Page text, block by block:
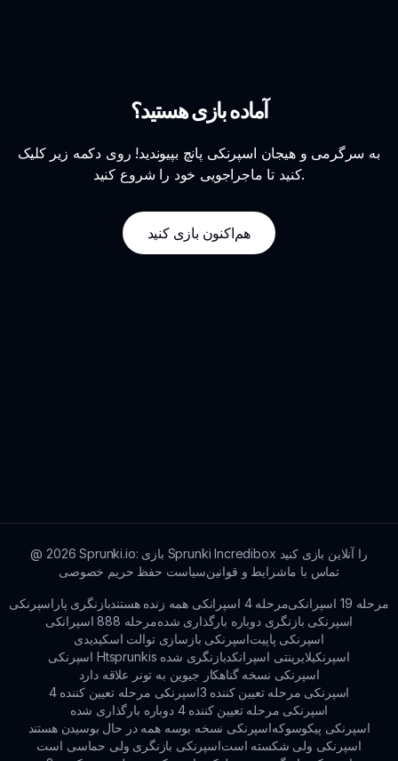
آماده بازی هستید؟
به سرگرمی و هیجان اسپرنکی پانچ بپیوندید! روی دکمه زیر کلیک
کنید تا ماجراجویی خود را شروع کنید.
هم‌اکنون بازی کنید
@ 2026
Sprunki.io: بازی Sprunki Incredibox را آنلاین بازی کنید
سیاست حفظ حریم خصوصیشرایط و قوانینتماس با ما
بازنگری پاراسپرنکی مرحله 4 اسپرانکی همه زنده هستند
مرحله 19 اسپرانکی
مرحله 888 اسپرانکیاسپرنکی بازنگری دوباره بارگذاری شده
اسپرنکی بازسازی توالت اسکیدیدیاسپرنکی پاپیت
اسپرنکی Htsprunkis بازنگری شدهاسپرنکیلایرینتی اسپرانکد
اسپرنکی نسخه گناهکار جیوین به تونر علاقه دارد
اسپرنکی مرحله تعیین کننده 4
اسپرنکی مرحله تعیین کننده 3
اسپرنکی مرحله تعیین کننده 4 دوباره بارگذاری شده
اسپرنکی نسخه بوسه همه در حال بوسیدن هستنداسپرنکی پیکوسوکه
اسپرنکی بازنگری ولی حماسی استاسپرنکی ولی شکسته است